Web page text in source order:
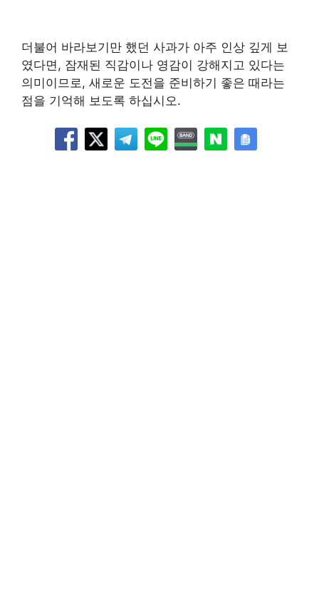
더불어 바라보기만 했던 사과가 아주 인상 깊게 보
였다면, 잠재된 직감이나 영감이 강해지고 있다는
의미이므로, 새로운 도전을 준비하기 좋은 때라는
점을 기억해 보도록 하십시오.